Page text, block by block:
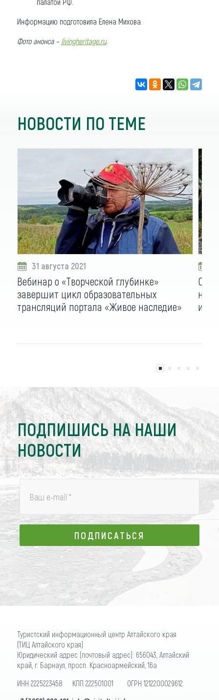
Информацию подготовила Елена Михова.
Фото анонса – livingheritage.ru.
НОВОСТИ ПО ТЕМЕ
31 августа 2021
Вебинар о «Творческой глубинке»
завершит цикл образовательных
трансляций портала «Живое наследие»
ПОДПИШИСЬ НА НАШИ
НОВОСТИ
Ваш e-mail *
ПОДПИСАТЬСЯ
ПОДПИСАТЬСЯ
Туристский информационный центр Алтайского края
(ТИЦ Алтайского края)
Юридический адрес (почтовый адрес): 656043, Алтайский
край, г. Барнаул, просп. Красноармейский, 16а
ИНН 2225223458 КПП 222501001 ОГРН 1212200029612